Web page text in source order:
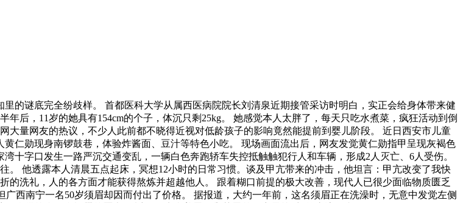
谜底完全纷歧样。 首都医科大学从属西医病院院长刘清泉近期接管采访时明白，实正会给身体带来健
后，11岁的她具有154cm的个子，体沉只剩25kg。 她感觉本人太胖了，每天只吃水煮菜，疯狂活动到倒
量网友的热议，不少人此前都不晓得近视对低龄孩子的影响竟然能提前到婴儿阶段。 近日西安市儿童
仁勋现身南锣鼓巷，体验炸酱面、豆汁等特色小吃。 现场画面流出后，网友发觉黄仁勋指甲呈现灰褐色
十字口发生一路严沉交通变乱，一辆白色奔跑轿车失控抵触触犯行人和车辆，形成2人灭亡、6人受伤。
。 他透露本人清晨五点起床，冥想12小时的日常习惯。谈及甲亢带来的冲击，他坦言：甲亢改变了我快
洗礼，人的各方面才能获得熬炼并超越他人。 跟着糊口前提的极大改善，现代人已很少面临物质匮乏
西南宁一名50岁须眉却因而付出了价格。 据报道，大约一年前，这名须眉正在洗澡时，无意中发觉左侧